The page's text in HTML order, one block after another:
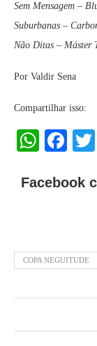
Sem Mensagem –
Suburbanas –
Não Ditas – Máster
Por Valdir Sena
Compartilhar isso:
Facebook
COPA NEGUITUDE